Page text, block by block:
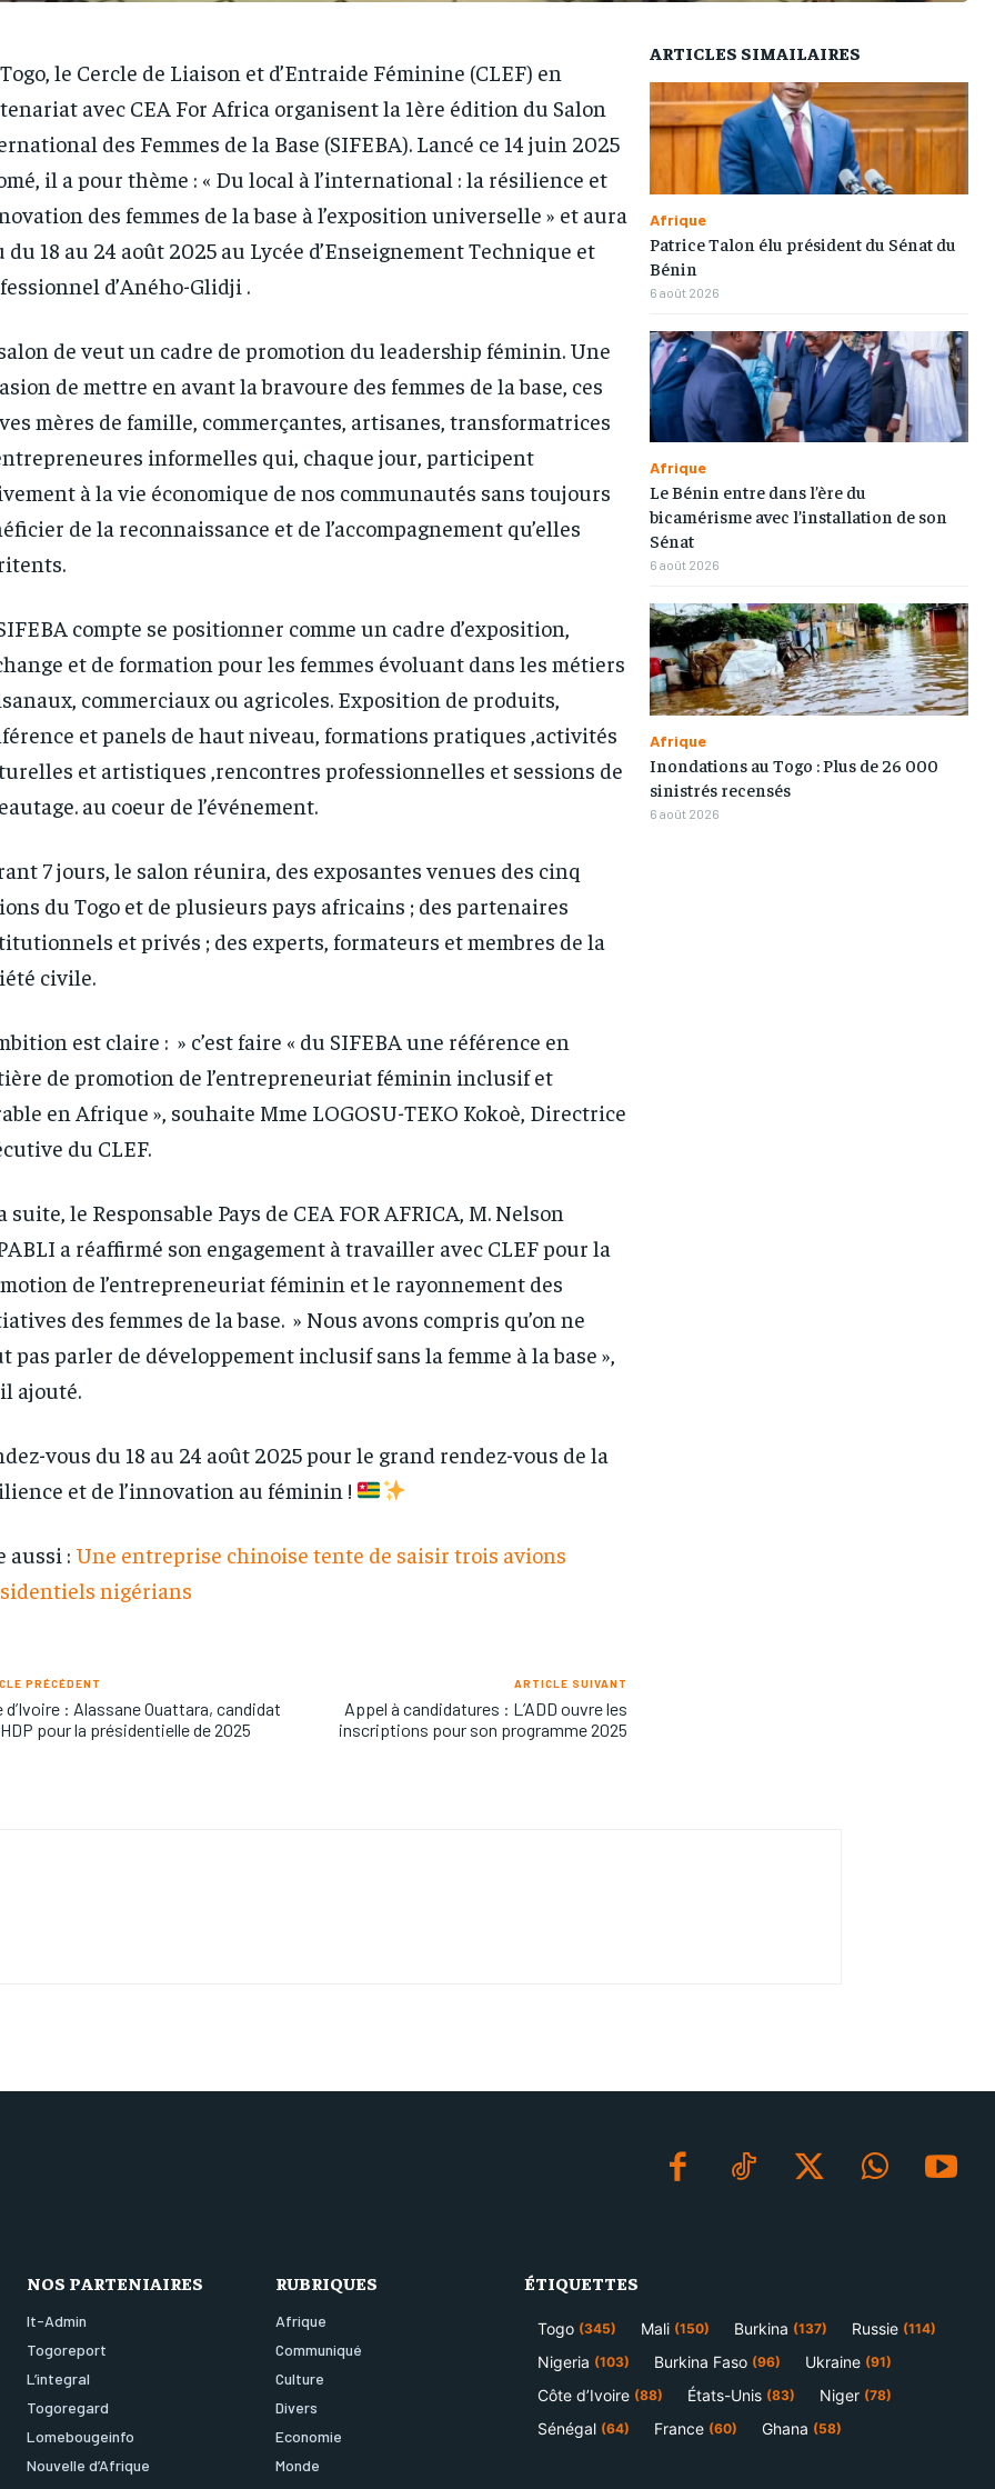
LOMEBOUGEINFO
NOUVELLE D’AFRIQUE
LEDEFENSEURINFO
228FOOT
ACTU LOMÉ
you
RECOMMENDED
Pay now and you get access to exclusive
news and articles for a whole year.
/ month
every month after the first one until you
you
RECOMMENDED
Pay now and you get access to exclusive
news and articles for a whole year.
/ month
every month after the first one until you
LOMEBOUGEINFO
NOUVELLE D’AFRIQUE
LEDEFENSEURINFO
228FOOT
ACTU LOMÉ
LOMEBOUGEINFO
NOUVELLE D’AFRIQUE
LEDEFENSEURINFO
228FOOT
ACTU LOMÉ
LOMEBOUGEINFO
NOUVELLE D’AFRIQUE
LEDEFENSEURINFO
228FOOT
ACTU LOMÉ
le Cercle de Liaison et d’Entraide Féminine (CLEF) en
avec CEA For Africa organisent la 1ère édition du Salon
des Femmes de la Base (SIFEBA). Lancé ce 14 juin 2025
il a pour thème : « Du local à l’international : la résilience et
des femmes de la base à l’exposition universelle » et aura
du 18 au 24 août 2025 au Lycée d’Enseignement Technique et
d’Aného-Glidji .
de veut un cadre de promotion du leadership féminin. Une
de mettre en avant la bravoure des femmes de la base, ces
mères de famille, commerçantes, artisanes, transformatrices
informelles qui, chaque jour, participent
à la vie économique de nos communautés sans toujours
de la reconnaissance et de l’accompagnement qu’elles
compte se positionner comme un cadre d’exposition,
et de formation pour les femmes évoluant dans les métiers
commerciaux ou agricoles. Exposition de produits,
et panels de haut niveau, formations pratiques ,activités
et artistiques ,rencontres professionnelles et sessions de
au coeur de l’événement.
7 jours, le salon réunira, des exposantes venues des cinq
du Togo et de plusieurs pays africains ; des partenaires
et privés ; des experts, formateurs et membres de la
civile.
est claire : » c’est faire « du SIFEBA une référence en
de promotion de l’entrepreneuriat féminin inclusif et
en Afrique », souhaite Mme LOGOSU-TEKO Kokoè, Directrice
du CLEF.
suite, le Responsable Pays de CEA FOR AFRICA, M. Nelson
a réaffirmé son engagement à travailler avec CLEF pour la
de l’entrepreneuriat féminin et le rayonnement des
des femmes de la base. » Nous avons compris qu’on ne
pas parler de développement inclusif sans la femme à la base »,
ajouté.
vous du 18 au 24 août 2025 pour le grand rendez-vous de la
et de l’innovation au féminin !
aussi : Une entreprise chinoise tente de saisir trois avions
nigérians
PRÉCÉDENT
d’Ivoire : Alassane Ouattara, candidat
pour la présidentielle de 2025
ARTICLE SUIVANT
Appel à candidatures : L’ADD ouvre les
inscriptions pour son programme 2025
ARTICLES SIMAILAIRES
Afrique
Patrice Talon élu président du Sénat du
Bénin
6 août 2026
Afrique
Le Bénin entre dans l’ère du
bicamérisme avec l’installation de son
Sénat
6 août 2026
Afrique
Inondations au Togo : Plus de 26 000
sinistrés recensés
6 août 2026
NOS PARTENIAIRES
It-Admin
Togoreport
L’integral
Togoregard
Lomebougeinfo
Nouvelle d’Afrique
RUBRIQUES
Afrique
Communiqué
Culture
Divers
Economie
Monde
ÉTIQUETTES
Togo (345) Mali (150) Burkina (137) Russie (114)
Nigeria (103) Burkina Faso (96) Ukraine (91)
Côte d’Ivoire (88) États-Unis (83) Niger (78)
Sénégal (64) France (60) Ghana (58)